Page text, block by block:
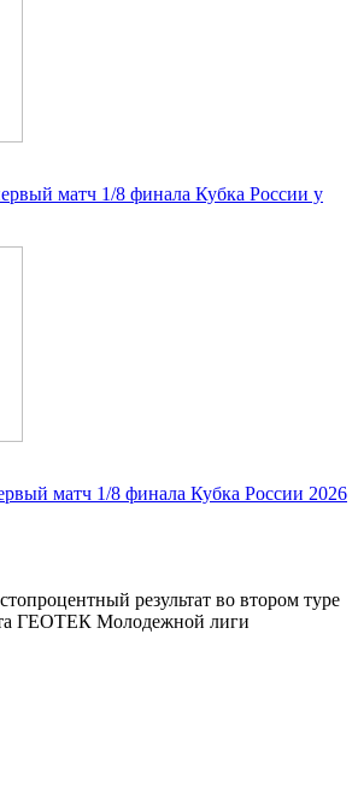
матч 1/8 финала Кубка России у
матч 1/8 финала Кубка России 2026
результат во втором туре
ГЕОТЕК Молодежной лиги